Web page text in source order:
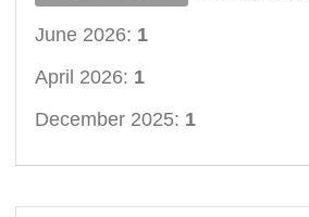
June 2026: 1
April 2026: 1
December 2025: 1